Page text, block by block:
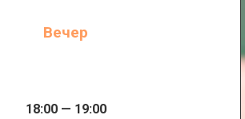
Вечер
18:00 — 19:00